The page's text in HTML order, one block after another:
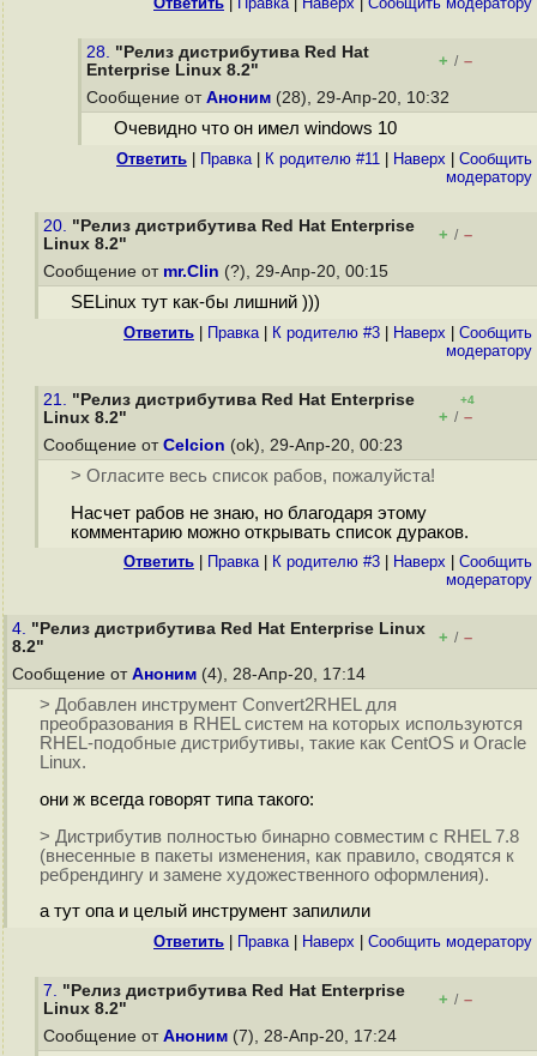
28. "Релиз дистрибутива Red Hat
Enterprise Linux 8.2"
+ / –
Сообщение от Аноним (28), 29-Апр-20, 10:32
Очевидно что он имел windows 10
Ответить Правка| К родителю #11 Наверх
Cообщить
модератору
20. "Релиз дистрибутива Red Hat Enterprise
Linux 8.2"
+ / –
Сообщение от mr.Clin (?), 29-Апр-20, 00:15
SELinux тут как-бы лишний )))
Ответить Правка| К родителю #3 Наверх
Cообщить
модератору
21. "Релиз дистрибутива Red Hat Enterprise
Linux 8.2"
+4
+ / –
Сообщение от Celcion (ok), 29-Апр-20, 00:23
> Огласите весь список рабов, пожалуйста!
Насчет рабов не знаю, но благодаря этому
комментарию можно открывать список дуpaков.
Ответить Правка| К родителю #3 Наверх
Cообщить
модератору
4. "Релиз дистрибутива Red Hat Enterprise Linux
8.2"
+ / –
Сообщение от Аноним (4), 28-Апр-20, 17:14
> Добавлен инструмент Convert2RHEL для
преобразования в RHEL систем на которых используются
RHEL-подобные дистрибутивы, такие как CentOS и Oracle
Linux.
они ж всегда говорят типа такого:
> Дистрибутив полностью бинарно совместим с RHEL 7.8
(внесенные в пакеты изменения, как правило, сводятся к
ребрендингу и замене художественного оформления).
а тут опа и целый инструмент запилили
Ответить Правка| Наверх Cообщить модератору
7. "Релиз дистрибутива Red Hat Enterprise
Linux 8.2"
+ / –
Сообщение от Аноним (7), 28-Апр-20, 17:24